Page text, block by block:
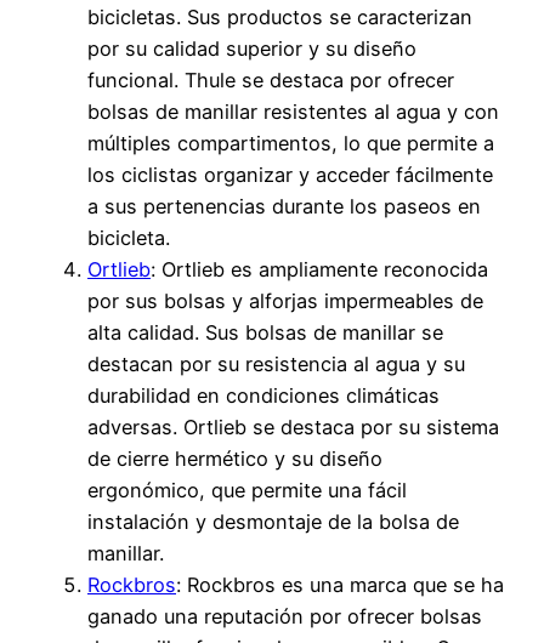
bicicletas. Sus productos se caracterizan
por su calidad superior y su diseño
funcional. Thule se destaca por ofrecer
bolsas de manillar resistentes al agua y con
múltiples compartimentos, lo que permite a
los ciclistas organizar y acceder fácilmente
a sus pertenencias durante los paseos en
bicicleta.
Ortlieb: Ortlieb es ampliamente reconocida
por sus bolsas y alforjas impermeables de
alta calidad. Sus bolsas de manillar se
destacan por su resistencia al agua y su
durabilidad en condiciones climáticas
adversas. Ortlieb se destaca por su sistema
de cierre hermético y su diseño
ergonómico, que permite una fácil
instalación y desmontaje de la bolsa de
manillar.
Rockbros: Rockbros es una marca que se ha
ganado una reputación por ofrecer bolsas